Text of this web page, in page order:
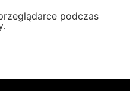
podczas